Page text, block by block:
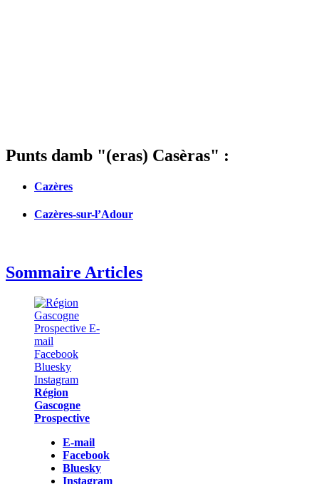
Punts damb "(eras) Casèras" :
Cazères
Cazères-sur-l’Adour
Sommaire Articles
Région
Gascogne
Prospective
E-mail
Facebook
Bluesky
Instagram